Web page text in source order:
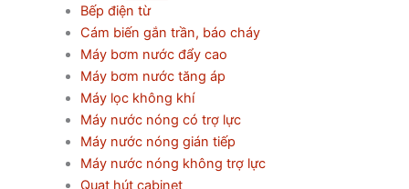
Bếp điện từ
Cám biến gắn trần, báo cháy
Máy bơm nước đẩy cao
Máy bơm nước tăng áp
Máy lọc không khí
Máy nước nóng có trợ lực
Máy nước nóng gián tiếp
Máy nước nóng không trợ lực
Quạt hút cabinet